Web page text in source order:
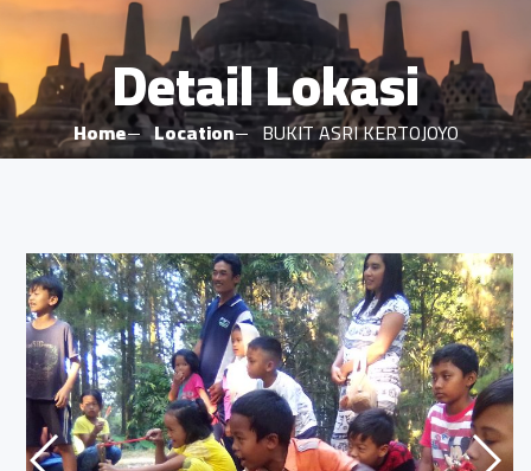
Detail Lokasi
Home Location BUKIT ASRI KERTOJOYO